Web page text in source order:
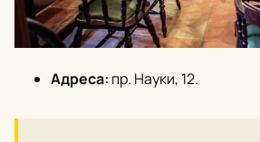
Адреса: пр. Науки, 12.